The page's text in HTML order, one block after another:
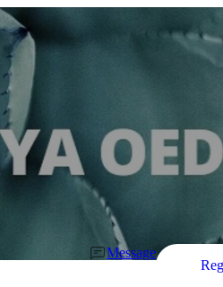
Message